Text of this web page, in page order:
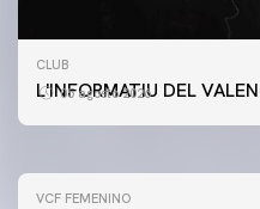
CLUB
L'INFORMATIU DEL
05 agosto 2026
PRIMER EQUIPO
ENTRENAMIENTO
5/8/2026
VCF FEMENINO